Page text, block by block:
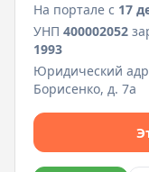
На портале с 17
УНП 400002052
1993
Юридический
Борисенко, д. 7а